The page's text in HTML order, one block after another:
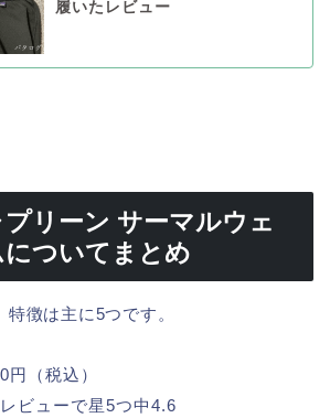
履いたレビュー
リーン サーマルウェ
ついてまとめ
徴は主に5つです。
（税込）
ビューで星5つ中4.6